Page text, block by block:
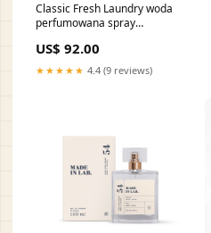
Classic Fresh Laundry woda
perfumowana spray
US$ 92.00
★★★★★ 4.4 (9 reviews)